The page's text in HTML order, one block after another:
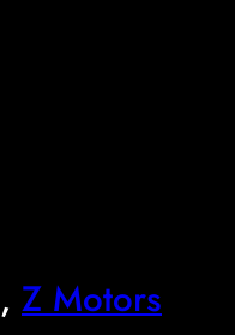
, Z Motors